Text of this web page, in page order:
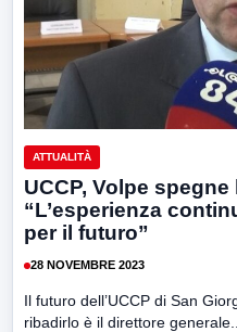
ATTUALITÀ
UCCP, Volpe
“L’esperienza
per il futuro”
28 NOVEMBRE 2023
Il futuro dell’UCCP di San
ribadirlo è il direttore generale...